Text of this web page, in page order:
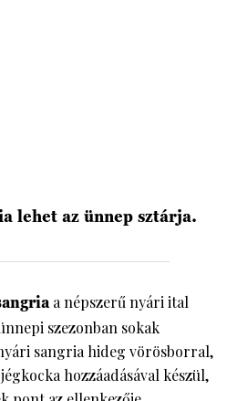
lehet az ünnep sztárja.
a népszerű nyári ital
szezonban sokak
sangria hideg vörösborral,
hozzáadásával készül,